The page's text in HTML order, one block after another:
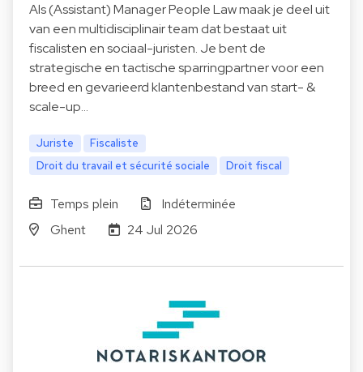
Als (Assistant) Manager People Law maak je deel uit
van een multidisciplinair team dat bestaat uit
fiscalisten en sociaal-juristen. Je bent de
strategische en tactische sparringpartner voor een
breed en gevarieerd klantenbestand van start- &
scale-up…
Juriste
Fiscaliste
Droit du travail et sécurité sociale
Droit fiscal
Temps plein
Indéterminée
Ghent
24 Jul 2026